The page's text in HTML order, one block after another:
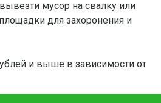
мусор на свалку или
для захоронения и
и выше в зависимости от